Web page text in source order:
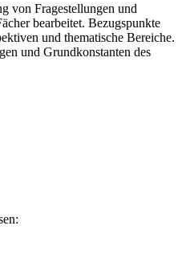
von Fragestellungen und
bearbeitet. Bezugspunkte
und thematische Bereiche.
und Grundkonstanten des